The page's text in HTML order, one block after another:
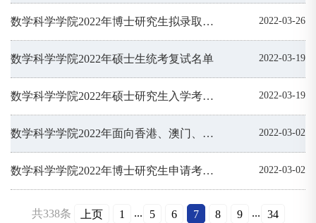
数学科学学院2022年博士研究生拟录取名单 2022-03-26
数学科学学院2022年硕士生统考复试名单 2022-03-19
数学科学学院2022年硕士研究生入学考试复试实施细则 2022-03-19
数学科学学院2022年面向香港、澳门、台湾地区招收硕士研究生招生考试（初试）工作办法 2022-03-02
数学科学学院2022年博士研究生申请考核制复试实施细则 2022-03-02
共338条 上页 1 ... 5 6 7 8 9 ... 34